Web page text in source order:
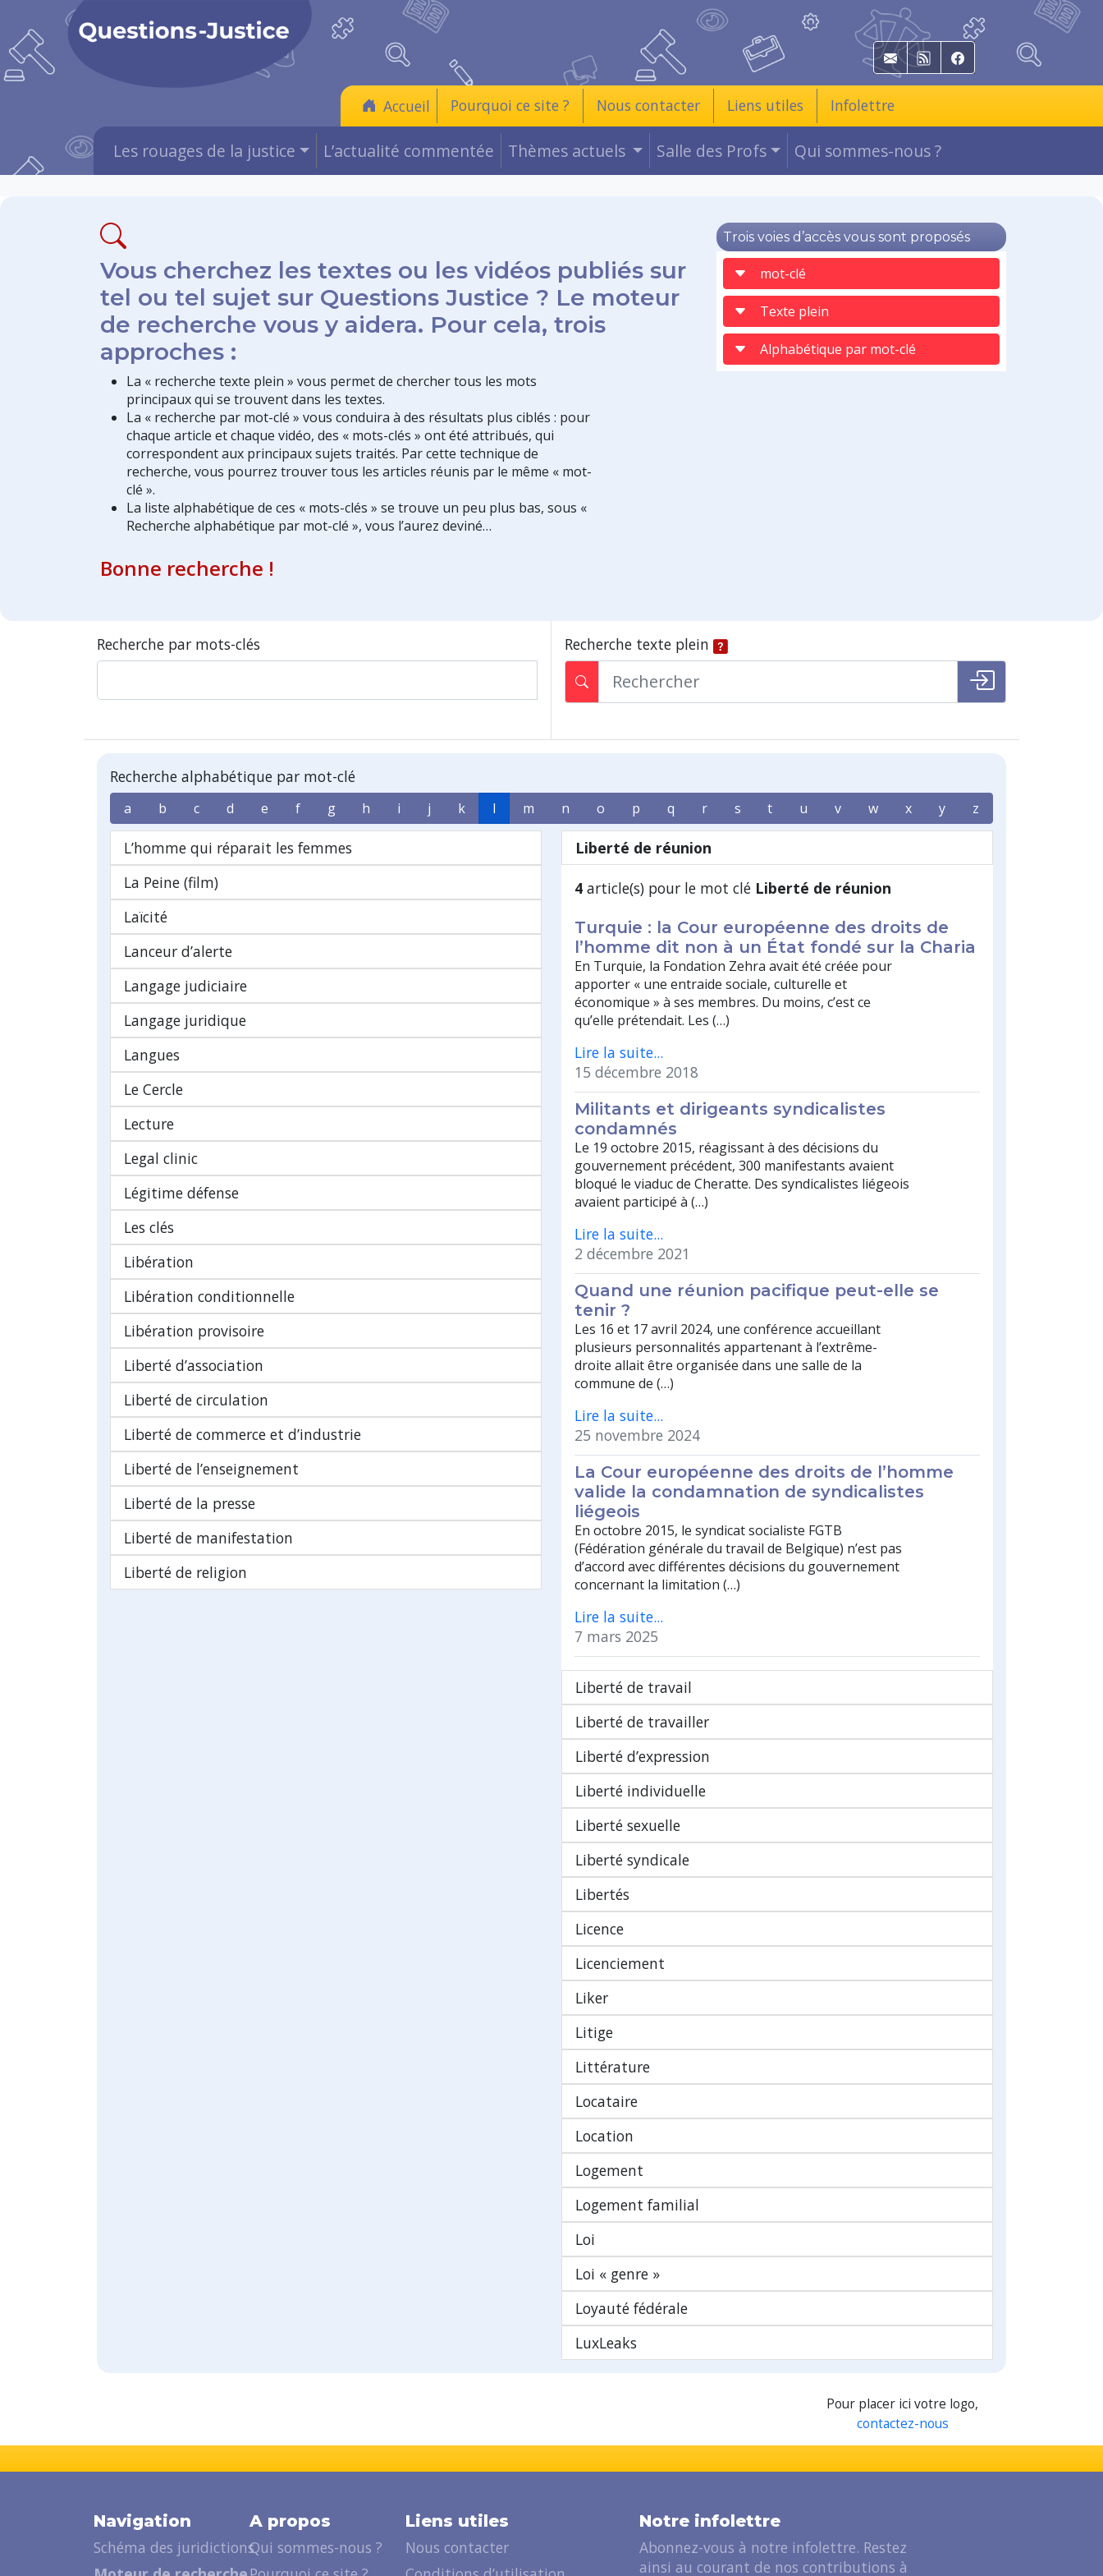
E-mail RSS Facebook
Accueil Pourquoi ce site ? Nous contacter Liens utiles Infolettre
Les rouages de la justice L’actualité commentée Thèmes actuels Salle des Profs Qui sommes-nous ?
Vous cherchez les textes ou les vidéos publiés sur
tel ou tel sujet sur Questions Justice ? Le moteur
de recherche vous y aidera. Pour cela, trois
approches :
La « recherche texte plein » vous permet de chercher tous les mots
principaux qui se trouvent dans les textes.
La « recherche par mot-clé » vous conduira à des résultats plus ciblés : pour
chaque article et chaque vidéo, des « mots-clés » ont été attribués, qui
correspondent aux principaux sujets traités. Par cette technique de
recherche, vous pourrez trouver tous les articles réunis par le même « mot-
clé ».
La liste alphabétique de ces « mots-clés » se trouve un peu plus bas, sous «
Recherche alphabétique par mot-clé », vous l’aurez deviné…
Bonne recherche !
Trois voies d’accès vous sont proposés
mot-clé
Texte plein
Alphabétique par mot-clé
Recherche par mots-clés Recherche texte plein
Recherche alphabétique par mot-clé
a b c d e f g h i j k l m n o p q r s t u v w x y z
L’homme qui réparait les femmes
La Peine (film)
Laïcité
Lanceur d’alerte
Langage judiciaire
Langage juridique
Langues
Le Cercle
Lecture
Legal clinic
Légitime défense
Les clés
Libération
Libération conditionnelle
Libération provisoire
Liberté d’association
Liberté de circulation
Liberté de commerce et d’industrie
Liberté de l’enseignement
Liberté de la presse
Liberté de manifestation
Liberté de religion
Liberté de réunion
4 article(s) pour le mot clé Liberté de réunion
Turquie : la Cour européenne des droits de
l’homme dit non à un État fondé sur la Charia
En Turquie, la Fondation Zehra avait été créée pour
apporter « une entraide sociale, culturelle et
économique » à ses membres. Du moins, c’est ce
qu’elle prétendait. Les (…)
Lire la suite...
15 décembre 2018
Militants et dirigeants syndicalistes
condamnés
Le 19 octobre 2015, réagissant à des décisions du
gouvernement précédent, 300 manifestants avaient
bloqué le viaduc de Cheratte. Des syndicalistes liégeois
avaient participé à (…)
Lire la suite...
2 décembre 2021
Quand une réunion pacifique peut-elle se
tenir ?
Les 16 et 17 avril 2024, une conférence accueillant
plusieurs personnalités appartenant à l’extrême-
droite allait être organisée dans une salle de la
commune de (…)
Lire la suite...
25 novembre 2024
La Cour européenne des droits de l’homme
valide la condamnation de syndicalistes
liégeois
En octobre 2015, le syndicat socialiste FGTB
(Fédération générale du travail de Belgique) n’est pas
d’accord avec différentes décisions du gouvernement
concernant la limitation (…)
Lire la suite...
7 mars 2025
Liberté de travail
Liberté de travailler
Liberté d’expression
Liberté individuelle
Liberté sexuelle
Liberté syndicale
Libertés
Licence
Licenciement
Liker
Litige
Littérature
Locataire
Location
Logement
Logement familial
Loi
Loi « genre »
Loyauté fédérale
LuxLeaks
Pour placer ici votre logo,
contactez-nous
Navigation
Schéma des juridictions
A propos
Qui sommes-nous ?
Liens utiles
Nous contacter
Notre infolettre
Abonnez-vous à notre infolettre. Restez
ainsi au courant de nos contributions à